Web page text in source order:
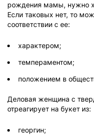
рождения мамы, нужно
Если таковых нет, то
соответствии с ее:
характером;
темпераментом;
положением в
Деловая женщина с
отреагирует на букет из:
георгин;